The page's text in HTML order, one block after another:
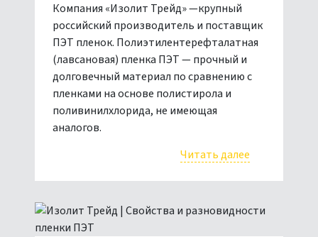
Компания «Изолит Трейд» —крупный
российский производитель и поставщик
ПЭТ пленок. Полиэтилентерефталатная
(лавсановая) пленка ПЭТ — прочный и
долговечный материал по сравнению с
пленками на основе полистирола и
поливинилхлорида, не имеющая
аналогов.
Читать далее